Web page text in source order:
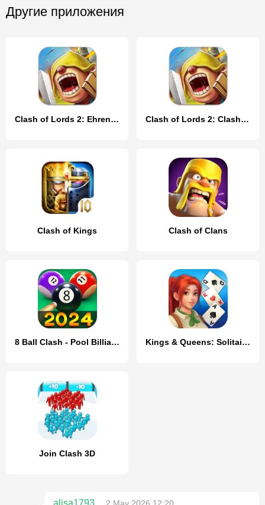
Другие приложения
Clash of Lords 2: Ehrenkampf Clash of Lords 2: Clash Divin
Clash of Kings Clash of Clans
8 Ball Clash - Pool Billiards Kings & Queens: Solitaire Game
Join Clash 3D
alisa1793